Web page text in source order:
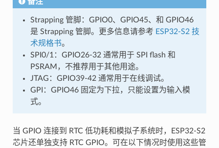
Strapping 管脚：GPIO0、GPIO45、和 GPIO46
是 Strapping 管脚。更多信息请参考 ESP32-S2 技
术规格书。
SPI0/1：GPIO26-32 通常用于 SPI flash 和
PSRAM，不推荐用于其他用途。
JTAG：GPIO39-42 通常用于在线调试。
GPI：GPIO46 固定为下拉，只能设置为输入模
式。
当 GPIO 连接到 RTC 低功耗和模拟子系统时，ESP32-S2
芯片还单独支持 RTC GPIO。可在以下情况时使用这些管